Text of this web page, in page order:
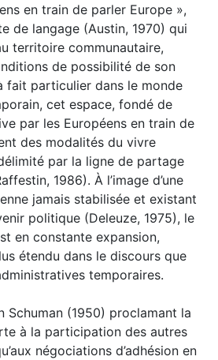
en train de parler Europe »,
de langage (Austin, 1970) qui
territoire communautaire,
de possibilité de son
fait particulier dans le monde
cet espace, fondé de
par les Européens en train de
des modalités du vivre
par la ligne de partage
1986). À l’image d’une
jamais stabilisée et existant
politique (Deleuze, 1975), le
en constante expansion,
étendu dans le discours que
temporaires.
Schuman (1950) proclamant la
à la participation des autres
négociations d’adhésion en